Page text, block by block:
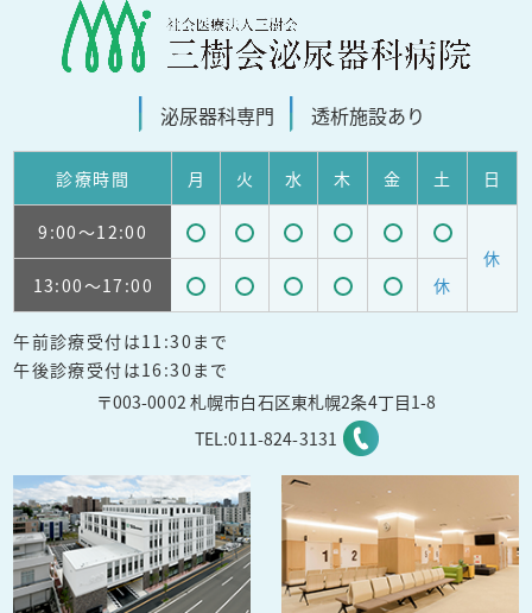
泌尿器科専門 透析施設あり
診療時間 月 火 水 木 金 土 日
9:00～12:00
受
付
能
受
付
受
付
受
付
受
付
受
付
休
13:00～17:00
受
付
可
能
受
能
受
能
受
能
受
能
休
午前診療受付は11:30まで
午後診療受付は16:30まで
〒003-0002 札幌市白石区東札幌2条4丁目1-8
TEL:011-824-3131